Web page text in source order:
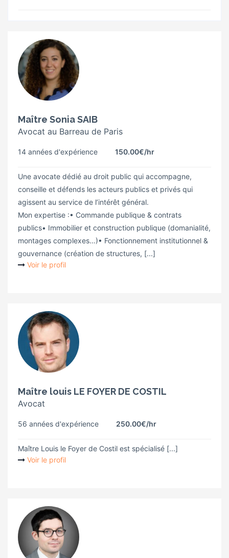
Maître Sonia SAIB
Avocat au Barreau de Paris
14 années d'expérience 150.00€/hr
Une avocate dédié au droit public qui accompagne,
conseille et défends les acteurs publics et privés qui
agissent au service de l’intérêt général.
Mon expertise :• Commande publique & contrats
publics• Immobilier et construction publique (domanialité,
montages complexes…)• Fonctionnement institutionnel &
gouvernance (création de structures, [...]
Voir le profil
Maître louis LE FOYER DE COSTIL
Avocat
56 années d'expérience 250.00€/hr
Maître Louis le Foyer de Costil est spécialisé [...]
Voir le profil